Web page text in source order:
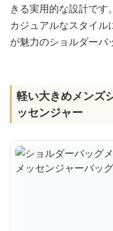
きる実用的な設計です。
カジュアルなスタイ
が魅力のショルダーバ
軽い大きめメンズ
ッセンジャー